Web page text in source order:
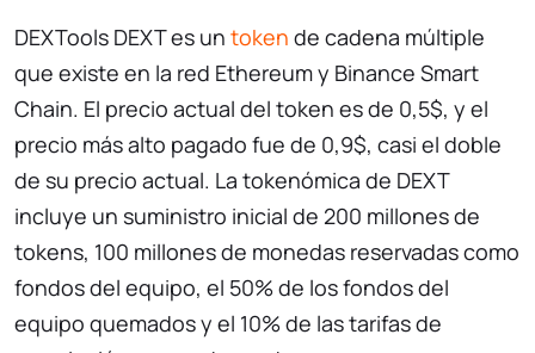
DEXTools DEXT es un token de cadena múltiple
que existe en la red Ethereum y Binance Smart
Chain. El precio actual del token es de 0,5$, y el
precio más alto pagado fue de 0,9$, casi el doble
de su precio actual. La tokenómica de DEXT
incluye un suministro inicial de 200 millones de
tokens, 100 millones de monedas reservadas como
fondos del equipo, el 50% de los fondos del
equipo quemados y el 10% de las tarifas de